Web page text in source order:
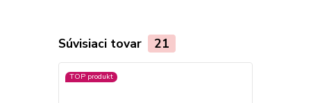
Súvisiaci tovar 21
TOP produkt